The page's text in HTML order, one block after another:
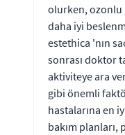
olurken, ozonlu
daha iyi
estethica 'nın
sonrası doktor
aktiviteye ara
gibi önemli
hastalarına en
bakım